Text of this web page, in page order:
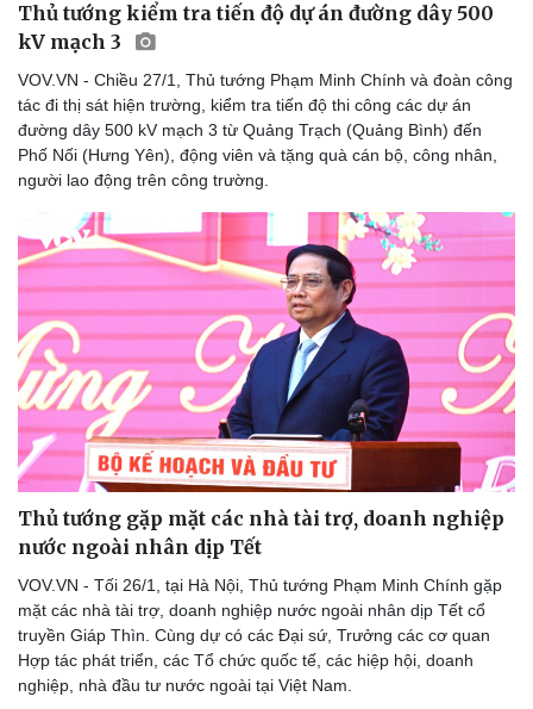
Thủ tướng kiểm tra tiến độ dự án đường dây 500
kV mạch 3
VOV.VN - Chiều 27/1, Thủ tướng Phạm Minh Chính và đoàn công
tác đi thị sát hiện trường, kiểm tra tiến độ thi công các dự án
đường dây 500 kV mạch 3 từ Quảng Trạch (Quảng Bình) đến
Phố Nối (Hưng Yên), động viên và tặng quà cán bộ, công nhân,
người lao động trên công trường.
Thủ tướng gặp mặt các nhà tài trợ, doanh nghiệp
nước ngoài nhân dịp Tết
VOV.VN - Tối 26/1, tại Hà Nội, Thủ tướng Phạm Minh Chính gặp
mặt các nhà tài trợ, doanh nghiệp nước ngoài nhân dịp Tết cổ
truyền Giáp Thìn. Cùng dự có các Đại sứ, Trưởng các cơ quan
Hợp tác phát triển, các Tổ chức quốc tế, các hiệp hội, doanh
nghiệp, nhà đầu tư nước ngoài tại Việt Nam.